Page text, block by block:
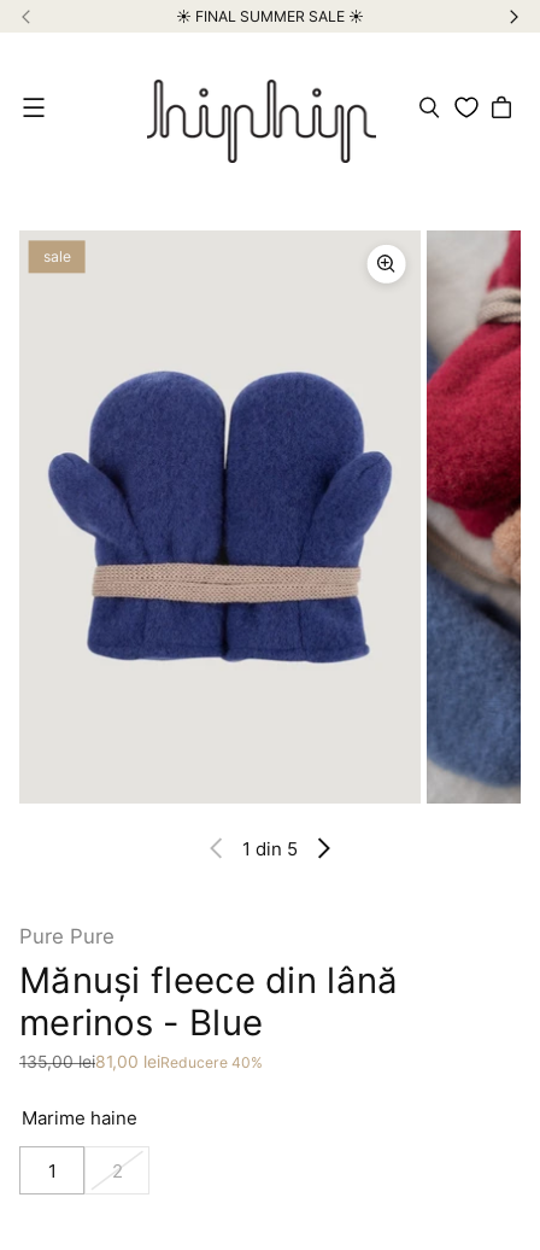
☀️ FINAL SUMMER SALE ☀️
Meniu
sale
1 din 5
Pure Pure
Mănuși fleece din lână
merinos - Blue
Preț
135,00 lei
Preț redus81,00 leiReducere 40%
Marime haine
1 2